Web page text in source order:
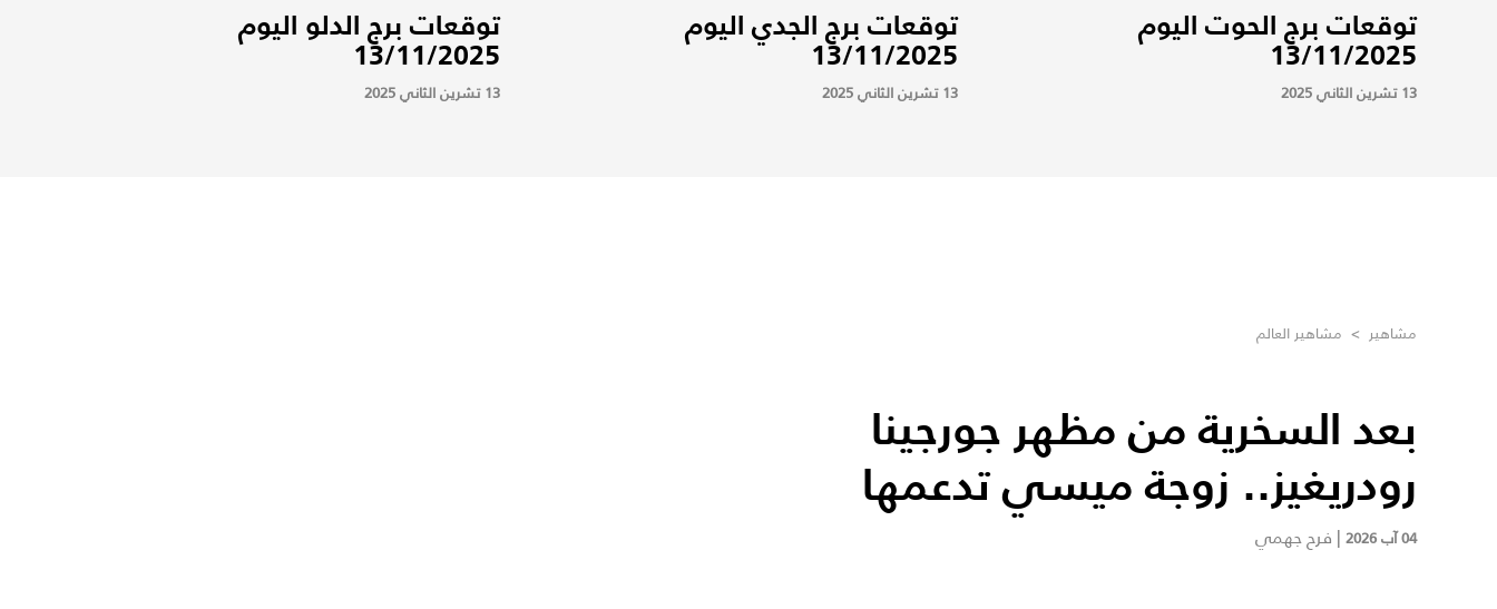
توقعات برج الحوت اليوم
13/11/2025
13 تشرين الثاني 2025
توقعات برج الجدي اليوم
13/11/2025
13 تشرين الثاني 2025
توقعات برج الدلو اليوم
13/11/2025
13 تشرين الثاني 2025
مشاهير > مشاهير العالم
بعد السخرية من مظهر جورجينا
رودريغيز.. زوجة ميسي تدعمها
04 آب 2026 | فرح جهمي